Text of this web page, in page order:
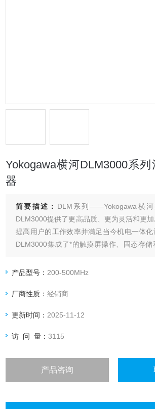
Yokogawa横河DLM3000系
器
简要描述： DLM系列——Yokogawa横
DLM3000提供了更高品质、更为灵活和更
提高用户的工作效率并满足当今机电一体化
DLM3000集成了*的触摸屏操作、固态存储
得到显著的提高。
产品型号：200-500MHz
厂商性质：经销商
更新时间：2025-11-12
访 问 量：3115
产品咨询